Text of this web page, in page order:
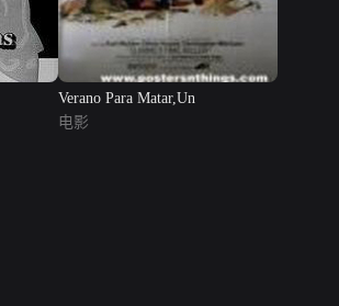
Verano Para Matar,Un
电影